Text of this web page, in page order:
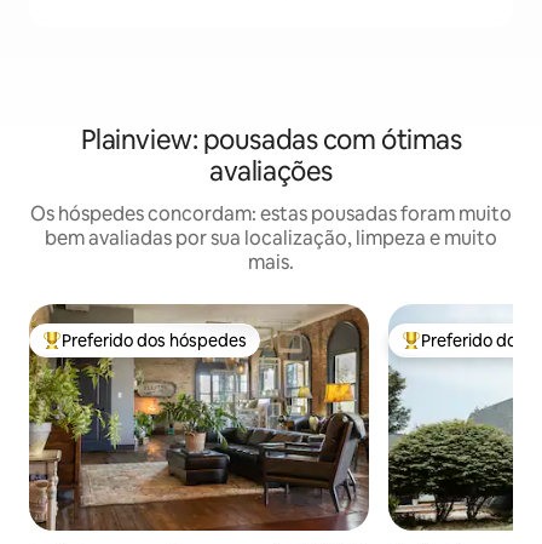
Plainview: pousadas com ótimas
avaliações
Os hóspedes concordam: estas pousadas foram muito
bem avaliadas por sua localização, limpeza e muito
mais.
Entre os melhores preferidos dos hóspedes
Preferido dos hóspedes Entre os
Preferido dos